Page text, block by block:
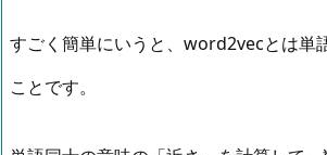
すごく簡単にいうと、word2vecとは単
ことです。